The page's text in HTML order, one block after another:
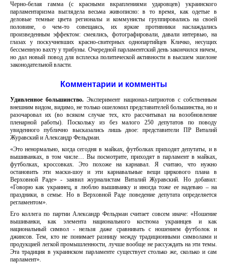
Черно-белая гамма (с красными вкраплениями ударовцев) украинского
парламентаризма выглядела весьма живописно: в то время, как одетые в
деловые темные цвета регионалы и коммунисты группировались на своей
половине, о чем-то совещаясь, их яркие противники наслаждались
произведенным эффектом: смеялись, фотографировали, давали интервью, на
глазах у поскучневших красно-свитерных однопартийцев Кличко, несущих
бессменную вахту у трибуны. Очередной парламентский день закончился ничем,
но дал новый повод для всплеска политической активности в высшем эшелоне
законодательной власти.
Комментарии и комменты
Удивленное большинство. Эксперимент национал-патриотов с собственным
внешним видом, видимо, не только ошеломил представителей большинства, но и
разочаровал их (во всяком случае тех, кто рассчитывал на возобновление
пленарной работы). Поскольку из без малого 250 депутатов по поводу
увиденного публично высказались лишь двое: представители ПР Виталий
Журавский и Александр Фельдман.
«Это ненормально, когда сегодня в майках, футболках приходят депутаты, и в
вышиванках, в том числе… Вы посмотрите, приходят в парламент в майках,
футболках, кроссовках. Это похоже на карнавал. Я считаю, что нужно
остановить эти маски-шоу и эти карнавальные вещи циркового плана в
Верховной Раде» - заявил журналистам Виталий Журавский. Но добавил:
«Говорю как украинец, я люблю вышиванку и иногда тоже ее надеваю – на
праздники, в семье. Но в Верховной Раде поведение депутата определяется
регламентом».
Его коллега по партии Александр Фельдман считает совсем иначе: «Ношение
вышиванки, как элемента национального костюма украинцев и как
национальный символ - нельзя даже сравнивать с ношением футболок и
джинсов. Тем, кто не понимает разницу между традиционными символами и
продукцией легкой промышленности, лучше вообще не рассуждать на эти темы.
Эта традиция в украинском парламенте существует столько же, сколько и сам
парламент».